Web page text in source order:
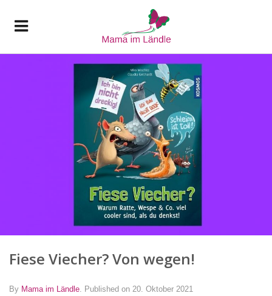
Fiese Viecher? Von wegen!
By Mama im Ländle Published on 20. Oktober 2021